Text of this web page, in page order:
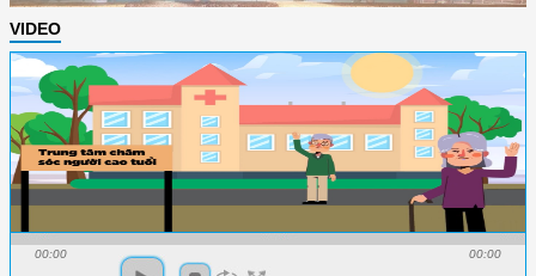
VIDEO
00:00 00:00